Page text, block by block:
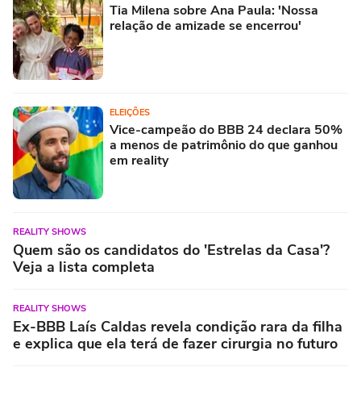
Tia Milena sobre Ana Paula: 'Nossa
relação de amizade se encerrou'
ELEIÇÕES
Vice-campeão do BBB 24 declara 50%
a menos de patrimônio do que ganhou
em reality
REALITY SHOWS
Quem são os candidatos do 'Estrelas da Casa'?
Veja a lista completa
REALITY SHOWS
Ex-BBB Laís Caldas revela condição rara da filha
e explica que ela terá de fazer cirurgia no futuro